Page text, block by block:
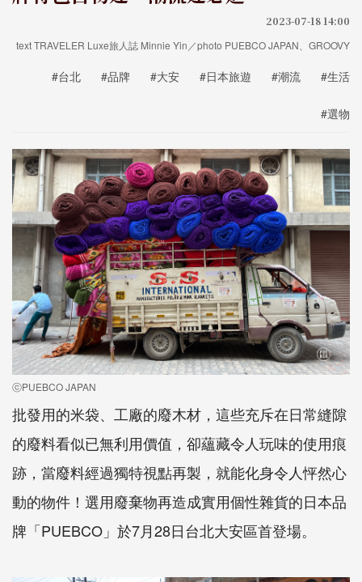
2023-07-18 14:00
text TRAVELER Luxe旅人誌 Minnie Yin／photo PUEBCO JAPAN、GROOVY
#台北 #品牌 #大安 #日本旅遊 #潮流 #生活
#選物
ⓒPUEBCO JAPAN
批發用的米袋、工廠的廢木材，這些充斥在日常縫隙
的廢料看似已無利用價值，卻蘊藏令人玩味的使用痕
跡，當廢料經過獨特視點再製，就能化身令人怦然心
動的物件！選用廢棄物再造成實用個性雜貨的日本品
牌「PUEBCO 」於7月28日台北大安區首登場。